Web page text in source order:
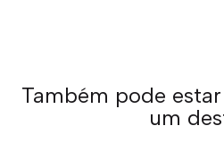
Também pode
um